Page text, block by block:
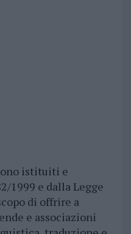
istituiti e
1999 e dalla Legge
di offrire a
e associazioni